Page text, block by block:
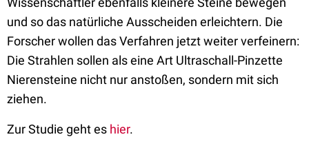
und so das natürliche Ausscheiden erleichtern. Die
Forscher wollen das Verfahren jetzt weiter verfeinern:
Die Strahlen sollen als eine Art Ultraschall-Pinzette
Nierensteine nicht nur anstoßen, sondern mit sich
ziehen.
Zur Studie geht es hier.